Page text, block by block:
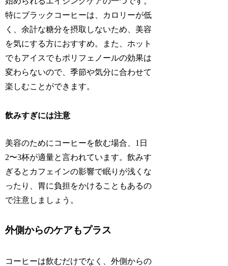
特にブラックコーヒーは、カロリーが低
く、余計な糖分を摂取しないため、美容
を気にする方におすすめ。また、ホット
でもアイスでもポリフェノールの効果は
変わらないので、季節や気分に合わせて
楽しむことができます。
飲みすぎには注意
美容のためにコーヒーを飲む場合、1日
2〜3杯が適量と言われています。飲みす
ぎるとカフェインの影響で眠りが浅くな
ったり、胃に負担をかけることもあるの
で注意しましょう。
外側からのケアもプラス
コーヒーは飲むだけでなく、外側からの